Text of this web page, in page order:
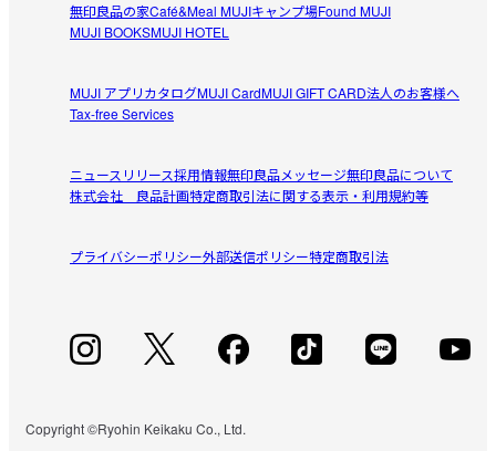
伸縮性：あり
フィット感：普通
受取手段店舗受け取り可・コンビニ受け取り可
履き心地はいい！けど
ムのようなものが縫い目あたりからたくさん出てくるよう
高品質なものに戻ったらいいな〜と思う。
ピヨ
ゴムのささくれ
だけでゴム部分からぴょんぴょんゴムのささくれのような
し、パーフェクトなのだけど…。
参考になった（5人）
夏場は滝汗であっという間に下着が汗まみれになるので、
参考になった（1人）
無印良品の家Café&Meal MUJIキャンプ場Found MUJI
MUJI BOOKSMUJI HOTEL
MUJI アプリカタログMUJI CardMUJI GIFT CARD法人のお客様へ
Tax-free Services
ニュースリリース採用情報無印良品メッセージ無印良品について
株式会社 良品計画特定商取引法に関する表示・利用規約等
プライバシーポリシー外部送信ポリシー特定商取引法
Copyright ©Ryohin Keikaku Co., Ltd.